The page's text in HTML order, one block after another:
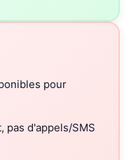
pour
pas d'appels/SMS